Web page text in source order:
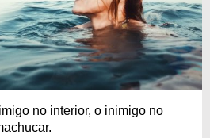
no interior, o inimigo no